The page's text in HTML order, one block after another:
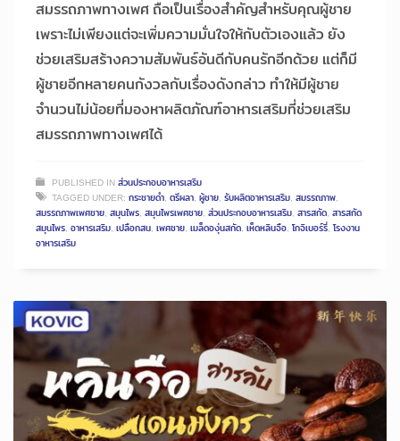
สมรรถภาพทางเพศ ถือเป็นเรื่องสำคัญสำหรับคุณผู้ชาย
เพราะไม่เพียงแต่จะเพิ่มความมั่นใจให้กับตัวเองแล้ว ยัง
ช่วยเสริมสร้างความสัมพันธ์อันดีกับคนรักอีกด้วย แต่ก็มี
ผู้ชายอีกหลายคนกังวลกับเรื่องดังกล่าว ทำให้มีผู้ชาย
จำนวนไม่น้อยที่มองหาผลิตภัณฑ์อาหารเสริมที่ช่วยเสริม
สมรรถภาพทางเพศได้
PUBLISHED INส่วนประกอบอาหารเสริม
TAGGED UNDER: กระชายดำ, ตรีผลา, ผู้ชาย, รับผลิตอาหารเสริม, สมรรถภาพ,
สมรรถภาพเพศชาย, สมุนไพร, สมุนไพรเพศชาย, ส่วนประกอบอาหารเสริม, สารสกัด, สารสกัด
สมุนไพร, อาหารเสริม, เปลือกสน, เพศชาย, เมล็ดองุ่นสกัด, เห็ดหลินจือ, โกจิเบอร์รี่, โรงงาน
อาหารเสริม